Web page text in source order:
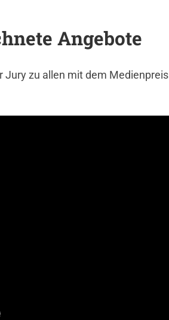
Angebote
Jury zu allen mit dem Medienpreis